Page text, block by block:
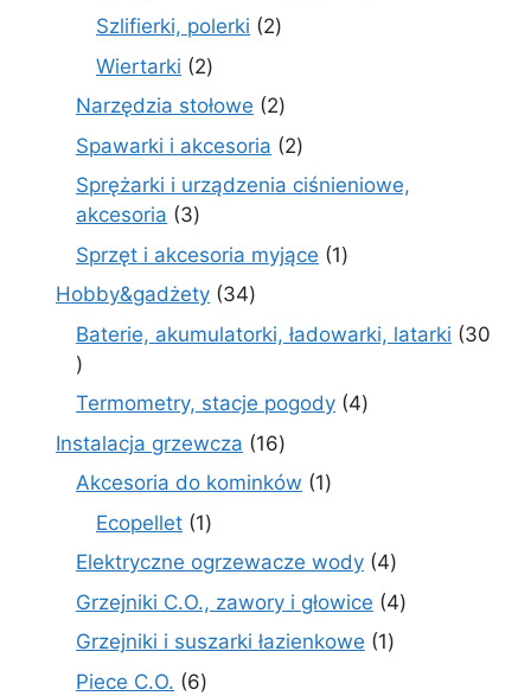
Szlifierki, polerki 22
Wiertarki 22
produkty
Narzędzia stołowe 22
produkty
Spawarki i akcesoria 22
produkty
Sprężarki i urządzenia ciśnieniowe,
akcesoria
33
produkty
Sprzęt i akcesoria myjące 11
Hobby&gadżety 3434
produkty
Baterie, akumulatorki, ładowarki, latarki
30
30
produktów
Termometry, stacje pogody 44
Instalacja grzewcza 1616
produktów
Akcesoria do kominków 11
Ecopellet 11
Elektryczne ogrzewacze wody 44
produkty
Grzejniki C.O., zawory i głowice 44
Grzejniki i suszarki łazienkowe 11
Piece C.O. 66